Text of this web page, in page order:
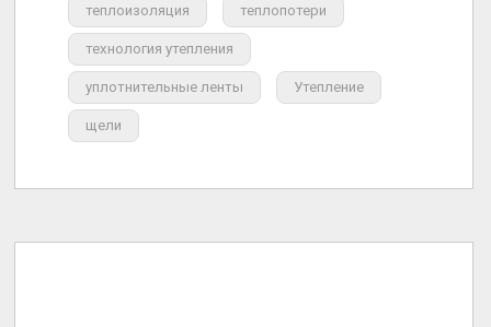
теплоизоляция теплопотери
технология утепления
уплотнительные ленты Утепление
щели